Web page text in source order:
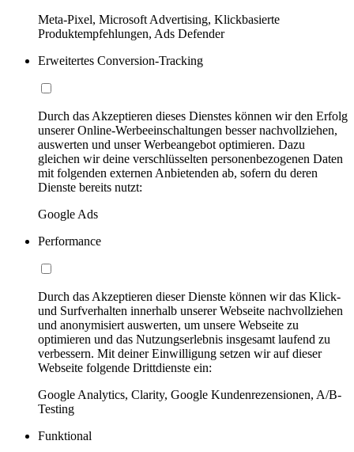
Meta-Pixel, Microsoft Advertising, Klickbasierte
Produktempfehlungen, Ads Defender
Erweitertes Conversion-Tracking
Durch das Akzeptieren dieses Dienstes können wir den Erfolg
unserer Online-Werbeeinschaltungen besser nachvollziehen,
auswerten und unser Werbeangebot optimieren. Dazu
gleichen wir deine verschlüsselten personenbezogenen Daten
mit folgenden externen Anbietenden ab, sofern du deren
Dienste bereits nutzt:
Google Ads
Performance
Durch das Akzeptieren dieser Dienste können wir das Klick-
und Surfverhalten innerhalb unserer Webseite nachvollziehen
und anonymisiert auswerten, um unsere Webseite zu
optimieren und das Nutzungserlebnis insgesamt laufend zu
verbessern. Mit deiner Einwilligung setzen wir auf dieser
Webseite folgende Drittdienste ein:
Google Analytics, Clarity, Google Kundenrezensionen, A/B-
Testing
Funktional